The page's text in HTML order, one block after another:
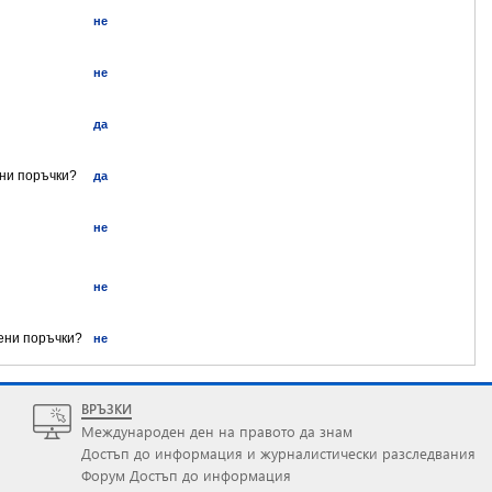
не
не
да
поръчки? да
не
не
поръчки? не
ВРЪЗКИ
Международен ден на правото да знам
Достъп до информация и журналистически разследвания
Форум Достъп до информация